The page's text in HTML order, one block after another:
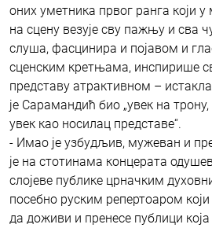
оних уметника првог ранга који
на сцену везује сву пажњу и сва
слуша, фасцинира и појавом и
сценским кретњама, инспирише
представу атрактивном –
је Сарамандић био „увек на
увек као носилац представе“.
- Имао је узбудљив, мужеван и
је на стотинама концерата
слојеве публике црначким
посебно руским репертоаром
да доживи и пренесе публици која